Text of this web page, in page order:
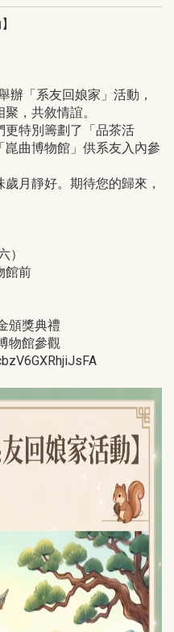
辦「系友回娘家」活動，
，共敘情誼。
更特別籌劃了「品茶活
曲博物館」供系友入內參
月靜好。期待您的歸來，
）
館前
頒獎典禮
物館參觀